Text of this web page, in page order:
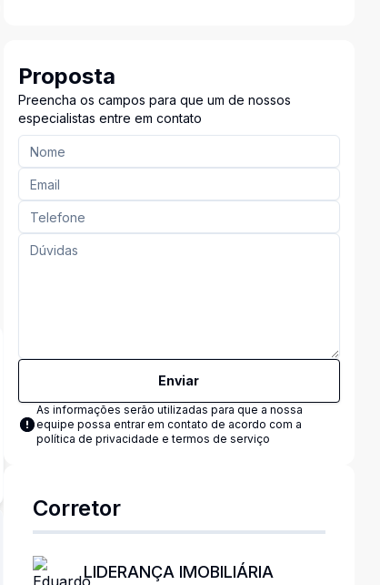
Proposta
Preencha os campos para que um de nossos
especialistas entre em contato
Enviar
As informações serão utilizadas para que a nossa
equipe possa entrar em contato de acordo com a
política de privacidade e termos de serviço
Corretor
LIDERANÇA IMOBILIÁRIA